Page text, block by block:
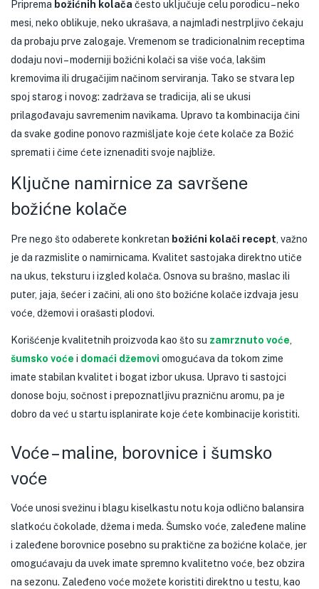
Priprema božićnih kolača često uključuje celu porodicu – neko
mesi, neko oblikuje, neko ukrašava, a najmlađi nestrpljivo čekaju
da probaju prve zalogaje. Vremenom se tradicionalnim receptima
dodaju novi – moderniji božićni kolači sa više voća, lakšim
kremovima ili drugačijim načinom serviranja. Tako se stvara lep
spoj starog i novog: zadržava se tradicija, ali se ukusi
prilagođavaju savremenim navikama. Upravo ta kombinacija čini
da svake godine ponovo razmišljate koje ćete kolače za Božić
spremati i čime ćete iznenaditi svoje najbliže.
Ključne namirnice za savršene
božićne kolače
Pre nego što odaberete konkretan božićni kolači recept , važno
je da razmislite o namirnicama. Kvalitet sastojaka direktno utiče
na ukus, teksturu i izgled kolača. Osnova su brašno, maslac ili
puter, jaja, šećer i začini, ali ono što božićne kolače izdvaja jesu
voće, džemovi i orašasti plodovi.
Korišćenje kvalitetnih proizvoda kao što su zamrznuto voće
šumsko voće i domaći džemovi omogućava da tokom zime
imate stabilan kvalitet i bogat izbor ukusa. Upravo ti sastojci
donose boju, sočnost i prepoznatljivu prazničnu aromu, pa je
dobro da već u startu isplanirate koje ćete kombinacije koristiti.
Voće – maline, borovnice i šumsko
voće
Voće unosi svežinu i blagu kiselkastu notu koja odlično balansira
slatkoću čokolade, džema i meda. Šumsko voće, zaleđene maline
i zaleđene borovnice posebno su praktične za božićne kolače, jer
omogućavaju da uvek imate spremno kvalitetno voće, bez obzira
na sezonu. Zaleđeno voće možete koristiti direktno u testu, kao